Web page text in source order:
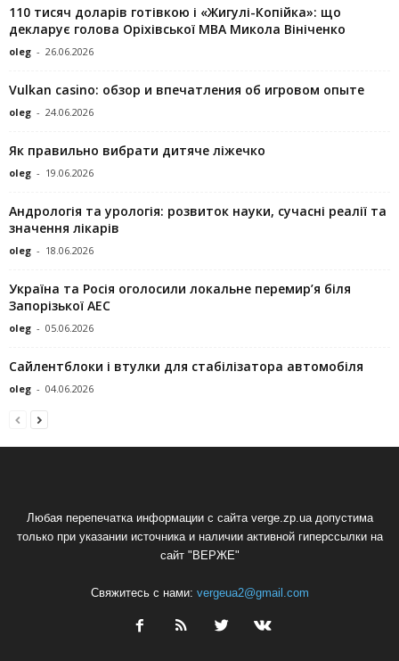
110 тисяч доларів готівкою і «Жигулі-Копійка»: що
декларує голова Оріхівської МВА Микола Вініченко
oleg - 26.06.2026
Vulkan casino: обзор и впечатления об игровом опыте
oleg - 24.06.2026
Як правильно вибрати дитяче ліжечко
oleg - 19.06.2026
Андрологія та урологія: розвиток науки, сучасні реалії та
значення лікарів
oleg - 18.06.2026
Україна та Росія оголосили локальне перемир’я біля
Запорізької АЕС
oleg - 05.06.2026
Сайлентблоки і втулки для стабілізатора автомобіля
oleg - 04.06.2026
Любая перепечатка информации с сайта verge.zp.ua допустима
только при указании источника и наличии активной гиперссылки на
сайт "ВЕРЖЕ"
Свяжитесь с нами: vergeua2@gmail.com